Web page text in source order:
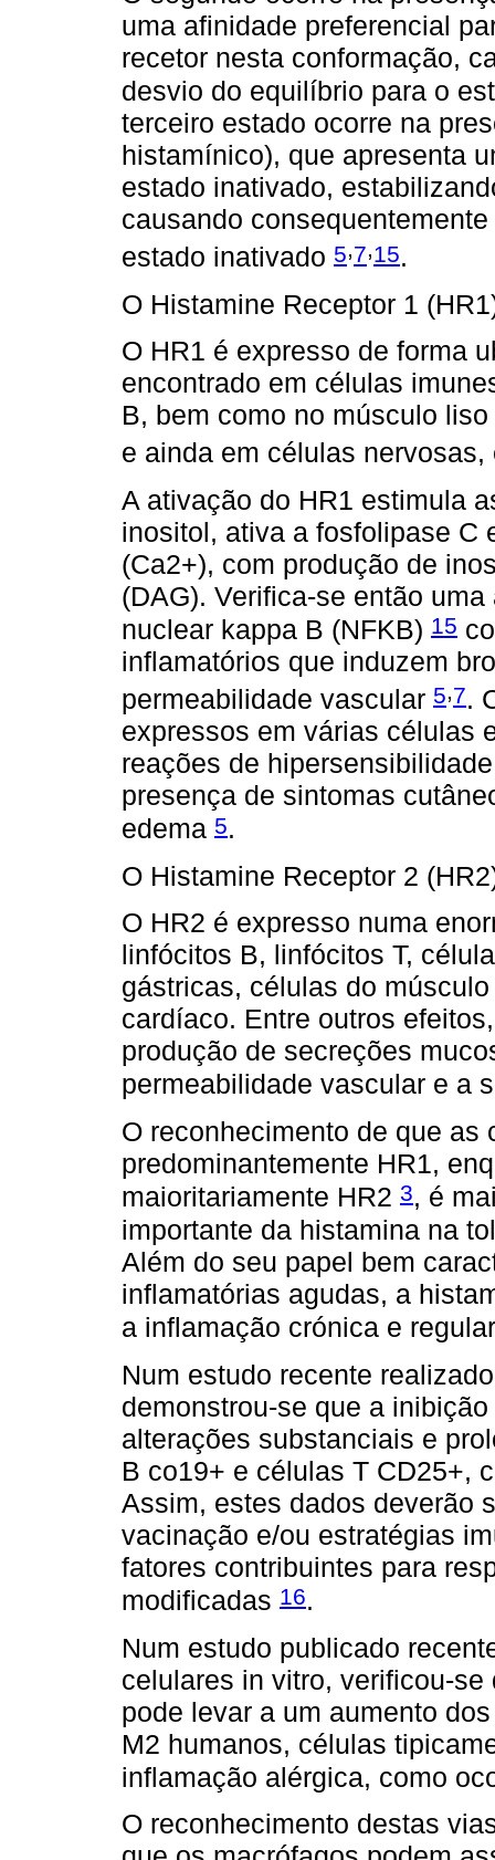
uma afinidade preferencial
recetor nesta conformação,
desvio do equilíbrio para o
terceiro estado ocorre na
histamínico), que apresenta
estado inativado,
causando
estado inativado 5,7,15.
O Histamine Receptor 1
O HR1 é expresso de forma
encontrado em células
B, bem como no músculo
e ainda em células
A ativação do HR1 estimula
inositol, ativa a fosfolipase C
(Ca2+), com produção de
(DAG). Verifica-se então
nuclear kappa B (NFKB) 15
inflamatórios que induzem
permeabilidade vascular 5,7.
expressos em várias células
reações de
presença de sintomas
edema 5.
O Histamine Receptor 2
O HR2 é expresso numa
linfócitos B, linfócitos T,
gástricas, células do
cardíaco. Entre outros
produção de secreções
permeabilidade vascular e a
O reconhecimento de que as
predominantemente HR1,
maioritariamente HR2 3, é
importante da histamina na
Além do seu papel bem
inflamatórias agudas, a
a inflamação crónica e
Num estudo recente
demonstrou-se que a
alterações substanciais e
B co19+ e células T CD25+,
Assim, estes dados deverão
vacinação e/ou estratégias
fatores contribuintes para
modificadas 16.
Num estudo publicado
celulares in vitro, verificou-
pode levar a um aumento
M2 humanos, células
inflamação alérgica, como
O reconhecimento destas